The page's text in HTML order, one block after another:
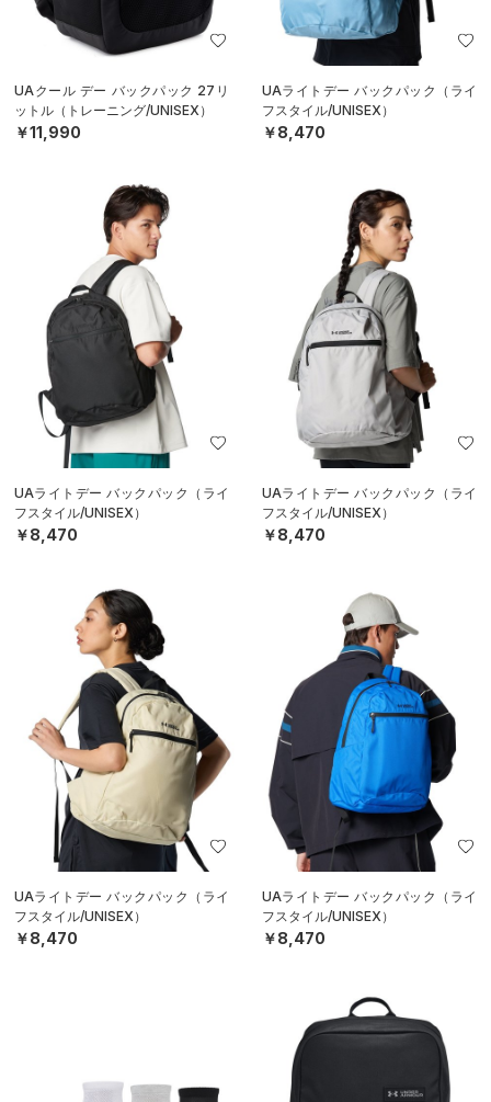
UAクール デー バックパック 27リ
ットル（トレーニング/UNISEX）
￥11,990
UAライトデー バックパック（ライ
フスタイル/UNISEX）
￥8,470
UAライトデー バックパック（ライ
フスタイル/UNISEX）
￥8,470
UAライトデー バックパック（ライ
フスタイル/UNISEX）
￥8,470
UAライトデー バックパック（ライ
フスタイル/UNISEX）
￥8,470
UAライトデー バックパック（ライ
フスタイル/UNISEX）
￥8,470